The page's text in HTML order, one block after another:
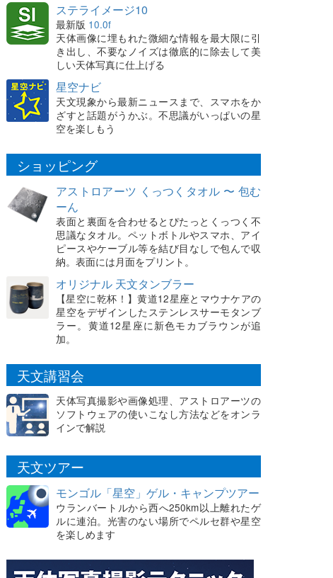
ステライメージ10
最新版 10.0f
天体画像に埋もれた微細な情報を最大限に引
き出し、不要なノイズは徹底的に除去して美
しい天体写真に仕上げる
星空ナビ
天文現象から最新ニュースまで、スマホをか
ざすと話題がうかぶ。不思議がいっぱいの星
空を楽しもう
ショッピング
アストロアーツ くっつくタオル 〜 包む
ーん
表面と裏面を合わせるとぴたっとくっつく不
思議なタオル。ペットボトルやスマホ、アイ
ピースやケーブル等を結び目なしで包んで収
納。表面には月面をプリント。
オリジナル 天文タンブラー
【星空に乾杯！】黄道12星座とマウナケアの
星空をデザインしたステンレスサーモタンブ
ラー。黄道12星座に新色モカブラウンが追
加。
天文講習会
天体写真撮影や画像処理、アストロアーツの
ソフトウェアの使いこなし方法などをオンラ
インで解説
天文ツアー
モンゴル「星空」ゲル・キャンプツアー
ウランバートルから西へ250km以上離れたゲ
ルに連泊。光害のない場所でペルセ群や星空
を楽しめます